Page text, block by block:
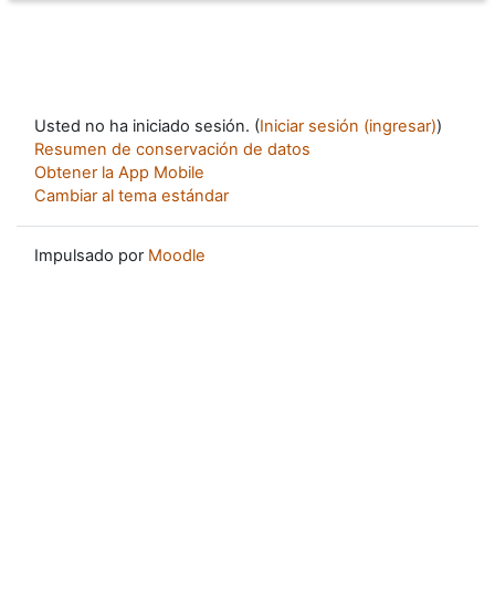
Usted no ha iniciado sesión. (Iniciar sesión (ingresar))
Resumen de conservación de datos
Obtener la App Mobile
Cambiar al tema estándar
Impulsado por Moodle